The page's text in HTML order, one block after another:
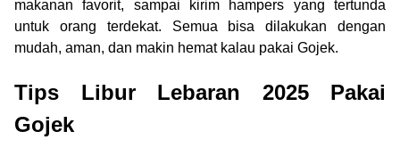
makanan favorit, sampai kirim hampers yang tertunda
untuk orang terdekat. Semua bisa dilakukan dengan
mudah, aman, dan makin hemat kalau pakai Gojek.
Tips Libur Lebaran 2025 Pakai
Gojek